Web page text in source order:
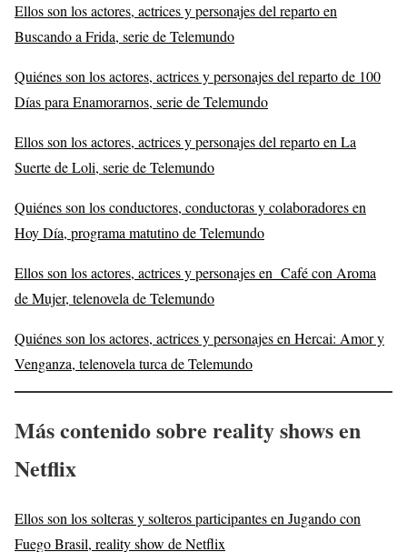
Ellos son los actores, actrices y personajes del reparto en
Buscando a Frida, serie de Telemundo
Quiénes son los actores, actrices y personajes del reparto de 100
Días para Enamorarnos, serie de Telemundo
Ellos son los actores, actrices y personajes del reparto en La
Suerte de Loli, serie de Telemundo
Quiénes son los conductores, conductoras y colaboradores en
Hoy Día, programa matutino de Telemundo
Ellos son los actores, actrices y personajes en Café con Aroma
de Mujer, telenovela de Telemundo
Quiénes son los actores, actrices y personajes en Hercai: Amor y
Venganza, telenovela turca de Telemundo
Más contenido sobre reality shows en
Netflix
Ellos son los solteras y solteros participantes en Jugando con
Fuego Brasil, reality show de Netflix